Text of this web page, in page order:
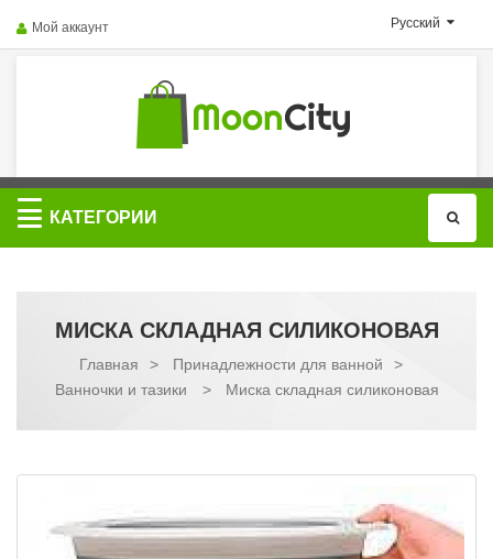
Русский
Мой аккаунт
Категории
КАТЕГОРИИ
МИСКА СКЛАДНАЯ СИЛИКОНОВАЯ
Главная > Принадлежности для ванной
>
Ванночки и тазики
> Миска складная силиконовая